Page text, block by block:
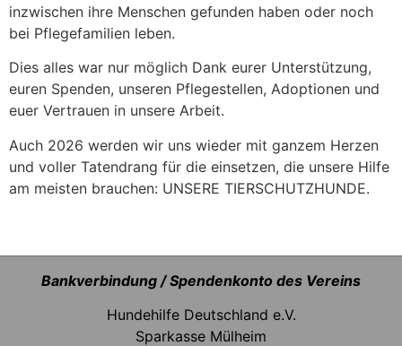
inzwischen ihre Menschen gefunden haben oder noch
bei Pflegefamilien leben.
Dies alles war nur möglich Dank eurer Unterstützung,
euren Spenden, unseren Pflegestellen, Adoptionen und
euer Vertrauen in unsere Arbeit.
Auch 2026 werden wir uns wieder mit ganzem Herzen
und voller Tatendrang für die einsetzen, die unsere Hilfe
am meisten brauchen: UNSERE TIERSCHUTZHUNDE.
Bankverbindung / Spendenkonto des Vereins
Hundehilfe Deutschland e.V.
Sparkasse Mülheim